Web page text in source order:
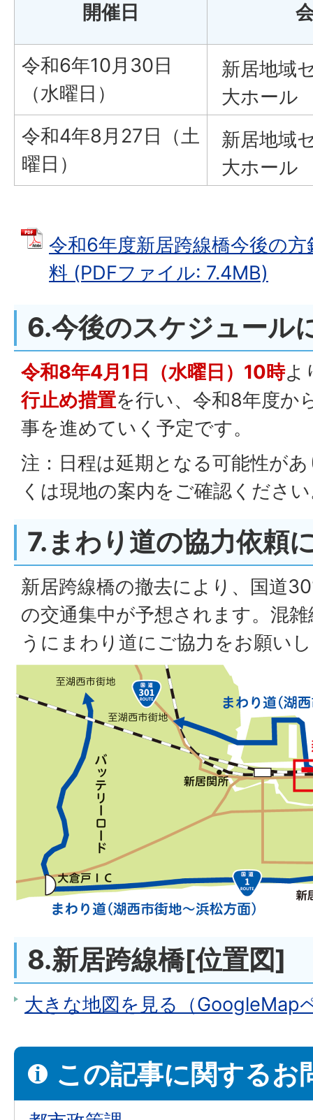
開催日
令和6年10月30日
（水曜日）
新居地域
大ホール
令和4年8月27日（土
曜日）
新居地域
大ホール
令和6年度新居跨線橋今後の
料 (PDFファイル: 7.4MB)
6.今後のスケジュール
令和8年4月1日（水曜日）10時よ
行止め措置を行い、令和8年度か
事を進めていく予定です。
注：日程は延期となる可能性が
くは現地の案内をご確認くださ
7.まわり道の協力依頼
新居跨線橋の撤去により、国道
の交通集中が予想されます。混
うにまわり道にご協力をお願い
8.新居跨線橋[位置図]
大きな地図を見る（GoogleMap
この記事に関するお